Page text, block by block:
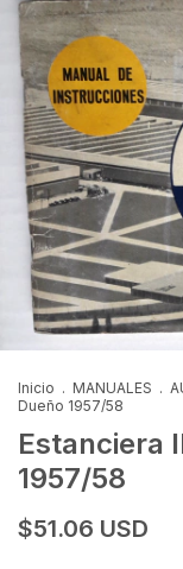
Inicio . MANUALES .
Dueño 1957/58
Estanciera
1957/58
$51.06 USD